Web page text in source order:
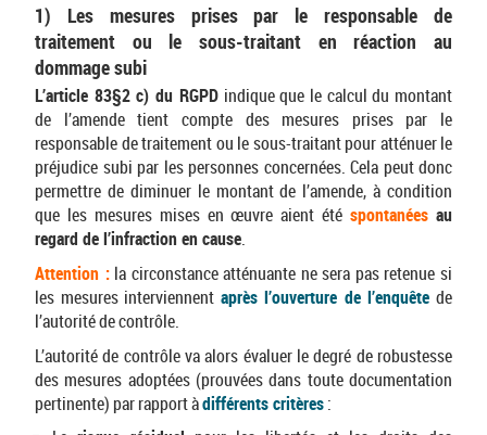
1) Les mesures prises par le responsable de
traitement ou le sous-traitant en réaction au
dommage subi
L’article 83§2 c) du RGPDindique que le calcul du montant
de l’amende tient compte des mesures prises par le
responsable de traitement ou le sous-traitant pour atténuer le
préjudice subi par les personnes concernées. Cela peut donc
permettre de diminuer le montant de l’amende, à condition
que les mesures mises en œuvre aient étéspontanées au
regard de l’infraction en cause.
Attention :la circonstance atténuante ne sera pas retenue si
les mesures interviennent après l’ouverture de l’enquête de
l’autorité de contrôle.
L’autorité de contrôle va alors évaluer le degré de robustesse
des mesures adoptées (prouvées dans toute documentation
pertinente) par rapport àdifférents critères: